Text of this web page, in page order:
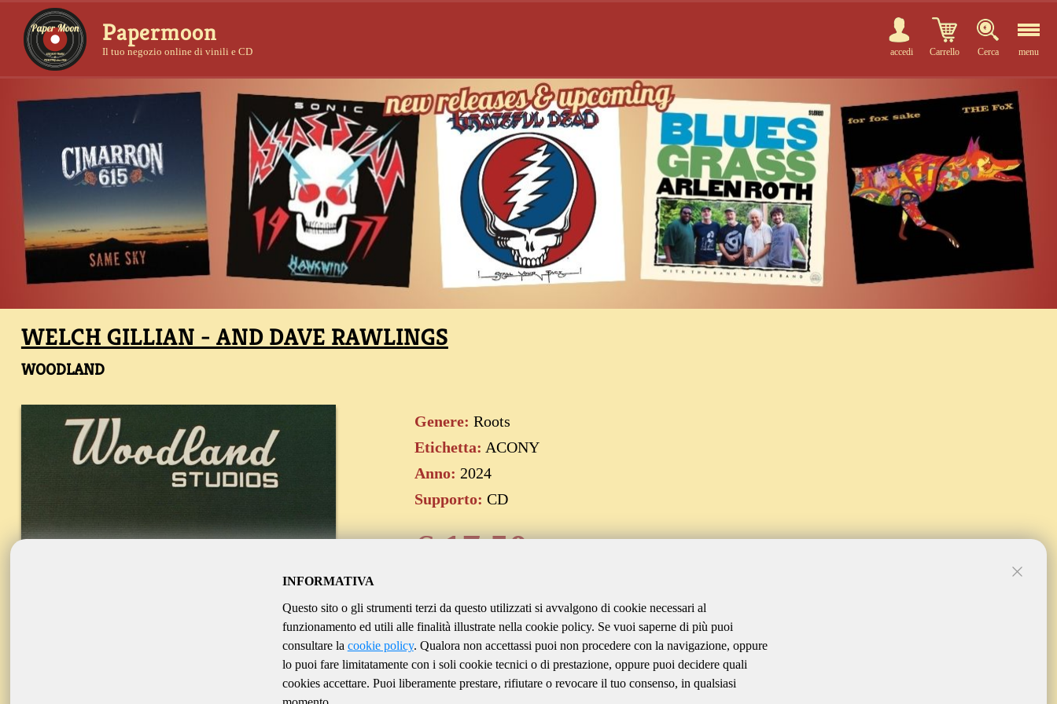
Papermoon
Il tuo negozio online di vinili e CD accedi Carrello Cerca menu
WELCH GILLIAN - AND DAVE RAWLINGS
WOODLAND
Genere: Roots
Etichetta: ACONY
Anno: 2024
Supporto: CD
€17.50
Aggiungi al carrello
INFORMATIVA
Questo sito o gli strumenti terzi da questo utilizzati si avvalgono di cookie necessari al
funzionamento ed utili alle finalità illustrate nella cookie policy. Se vuoi saperne di più puoi
consultare la cookie policy. Qualora non accettassi puoi non procedere con la navigazione, oppure
lo puoi fare limitatamente con i soli cookie tecnici o di prestazione, oppure puoi decidere quali
cookies accettare. Puoi liberamente prestare, rifiutare o revocare il tuo consenso, in qualsiasi